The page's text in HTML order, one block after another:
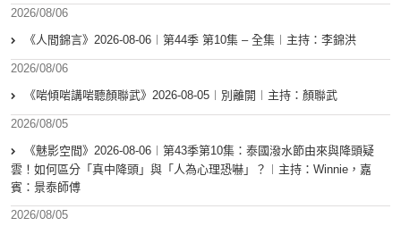
2026/08/06
《人間錦言》2026-08-06︱第44季 第10集 – 全集︱主持：李錦洪
2026/08/06
《啱傾啱講啱聽顏聯武》2026-08-05︱別離開︱主持：顏聯武
2026/08/05
《魅影空間》2026-08-06︱第43季第10集：泰國潑水節由來與降頭疑
雲！如何區分「真中降頭」與「人為心理恐嚇」？︱主持：Winnie，嘉
賓：景泰師傅
2026/08/05